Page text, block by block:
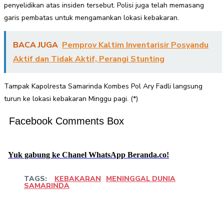
penyelidikan atas insiden tersebut. Polisi juga telah memasang
garis pembatas untuk mengamankan lokasi kebakaran.
BACA JUGA Pemprov Kaltim Inventarisir Posyandu
Aktif dan Tidak Aktif, Perangi Stunting
Tampak Kapolresta Samarinda Kombes Pol Ary Fadli langsung
turun ke lokasi kebakaran Minggu pagi. (*)
Facebook Comments Box
Yuk gabung ke Chanel WhatsApp Beranda.co!
TAGS: KEBAKARAN MENINGGAL DUNIA
SAMARINDA